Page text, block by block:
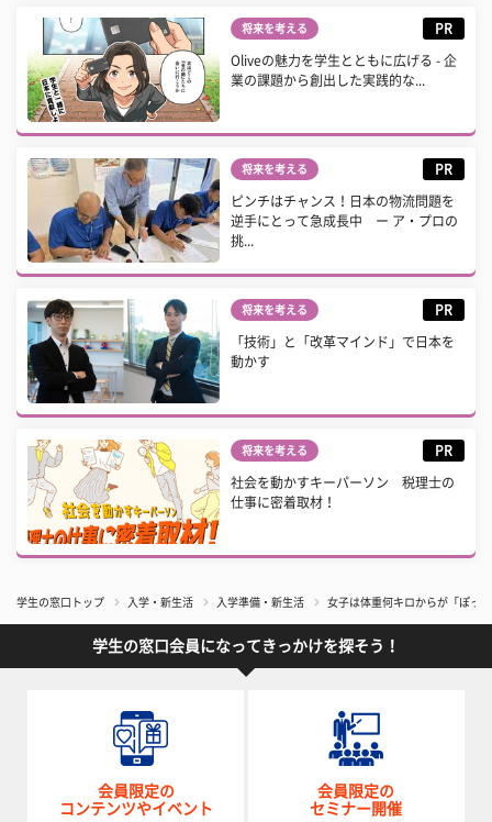
将来を考える PR
Oliveの魅力を学生とともに広げる - 企
業の課題から創出した実践的な...
将来を考える PR
ピンチはチャンス！日本の物流問題を
逆手にとって急成長中 ー ア・プロの
挑...
将来を考える PR
「技術」と「改革マインド」で日本を
動かす
将来を考える PR
社会を動かすキーパーソン 税理士の
仕事に密着取材！
学生の窓口トップ 入学・新生活 入学準備・新生活 女子は体重何キロからが「ぽっ
学生の窓口会員になってきっかけを探そう！
会員限定の
コンテンツやイベント
会員限定の
セミナー開催